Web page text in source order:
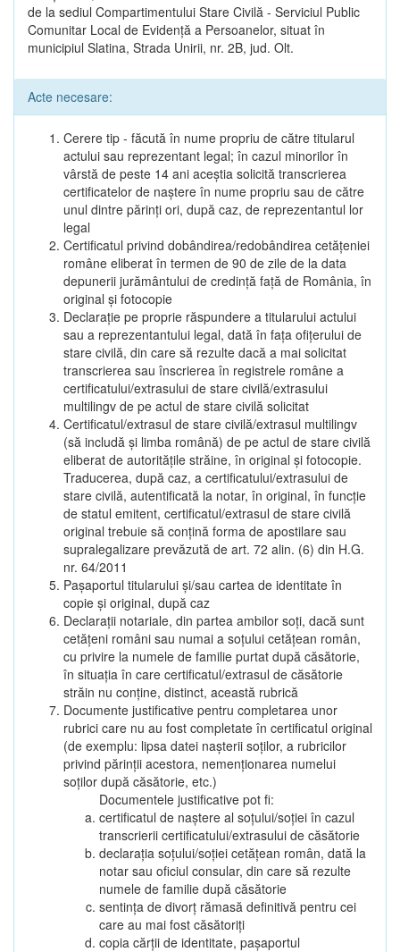
de la sediul Compartimentului Stare Civilă - Serviciul Public
Comunitar Local de Evidență a Persoanelor, situat în
municipiul Slatina, Strada Unirii, nr. 2B, jud. Olt.
Acte necesare:
Cerere tip - făcută în nume propriu de către titularul
actului sau reprezentant legal; în cazul minorilor în
vârstă de peste 14 ani aceștia solicită transcrierea
certificatelor de naștere în nume propriu sau de către
unul dintre părinți ori, după caz, de reprezentantul lor
legal
Certificatul privind dobândirea/redobândirea cetățeniei
române eliberat în termen de 90 de zile de la data
depunerii jurământului de credință față de România, în
original și fotocopie
Declarație pe proprie răspundere a titularului actului
sau a reprezentantului legal, dată în fața ofițerului de
stare civilă, din care să rezulte dacă a mai solicitat
transcrierea sau înscrierea în registrele române a
certificatului/extrasului de stare civilă/extrasului
multilingv de pe actul de stare civilă solicitat
Certificatul/extrasul de stare civilă/extrasul multilingv
(să includă și limba română) de pe actul de stare civilă
eliberat de autoritățile străine, în original și fotocopie.
Traducerea, după caz, a certificatului/extrasului de
stare civilă, autentificată la notar, în original, în funcție
de statul emitent, certificatul/extrasul de stare civilă
original trebuie să conțină forma de apostilare sau
supralegalizare prevăzută de art. 72 alin. (6) din H.G.
nr. 64/2011
Pașaportul titularului și/sau cartea de identitate în
copie și original, după caz
Declarații notariale, din partea ambilor soți, dacă sunt
cetățeni români sau numai a soțului cetățean român,
cu privire la numele de familie purtat după căsătorie,
în situația în care certificatul/extrasul de căsătorie
străin nu conține, distinct, această rubrică
Documente justificative pentru completarea unor
rubrici care nu au fost completate în certificatul original
(de exemplu: lipsa datei nașterii soților, a rubricilor
privind părinții acestora, nemenționarea numelui
soților după căsătorie, etc.)
Documentele justificative pot fi:
certificatul de naștere al soțului/soției în cazul
transcrierii certificatului/extrasului de căsătorie
declarația soțului/soției cetățean român, dată la
notar sau oficiul consular, din care să rezulte
numele de familie după căsătorie
sentința de divorț rămasă definitivă pentru cei
care au mai fost căsătoriți
copia cărții de identitate, pașaportul